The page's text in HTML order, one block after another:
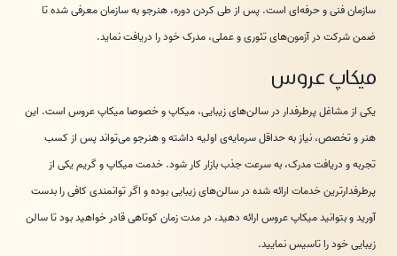
سازمان فنی و حرفه‌ای است. پس از طی کردن دوره، هنرجو به سازمان معرفی شده تا
ضمن شرکت در آزمون‌های تئوری و عملی، مدرک خود را دریافت نماید.
میکاپ عروس
یکی از مشاغل پرطرفدار در سالن‎‌های زیبایی، میکاپ و خصوصا میکاپ عروس است. این
هنر و تخصص، نیاز به حداقل سرمایه‌ی اولیه داشته و هنرجو می‌تواند پس از کسب
تجربه و دریافت مدرک، به سرعت جذب بازار کار شود. خدمت میکاپ و گریم یکی از
پرطرفدارترین خدمات ارائه شده در سالن‌های زیبایی بوده و اگر توانمندی کافی را بدست
آورید و بتوانید میکاپ عروس ارائه دهید، در مدت زمان کوتاهی قادر خواهید بود تا سالن
زیبایی خود را تاسیس نمایید.